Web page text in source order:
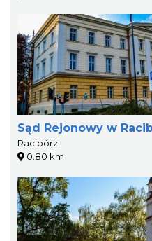
Sąd Rejonowy w
Racibórz
0.80 km